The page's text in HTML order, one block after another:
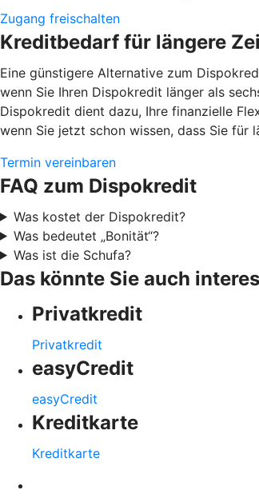
Zugang freischalten
Kreditbedarf für längere
Eine günstigere Alternative zum
wenn Sie Ihren Dispokredit länger als
Dispokredit dient dazu, Ihre finanzielle
wenn Sie jetzt schon wissen, dass Sie für
Termin vereinbaren
FAQ zum Dispokredit
Was kostet der Dispokredit?
Was bedeutet „Bonität“?
Was ist die Schufa?
Das könnte Sie auch
Privatkredit
Privatkredit
easyCredit
easyCredit
Kreditkarte
Kreditkarte